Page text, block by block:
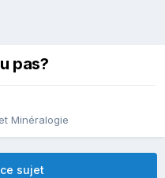
pas?
Minéralogie
sujet